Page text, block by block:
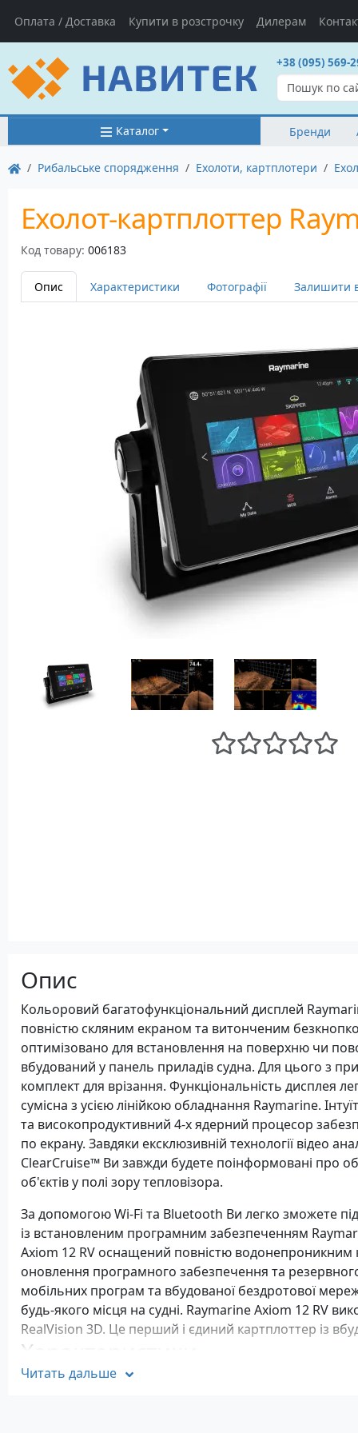
Оплата / Доставка Купити в розстрочку Дилерам
+38 (095) 569-
Каталог Бренди
Рибальське спорядження Ехолоти, картплотери
Ехолот-картплоттер
Код товару: 006183
Опис Характеристики Фотографії Залишити
Опис
Кольоровий багатофункціональний дисплей
повністю скляним екраном та витонченим
оптимізовано для встановлення на поверхню чи
вбудований у панель приладів судна. Для цього з
комплект для врізання. Функціональність дисплея
сумісна з усією лінійкою обладнання Raymarine.
та високопродуктивний 4-х ядерний процесор
по екрану. Завдяки ексклюзивній технології відео
ClearCruise™ Ви завжди будете поінформовані про
об'єктів у полі зору тепловізора.
За допомогою Wi-Fi та Bluetooth Ви легко зможете
із встановленим програмним забезпеченням
Axiom 12 RV оснащений повністю водонепроникним
оновлення програмного забезпечення та
мобільних програм та вбудованої бездротової
будь-якого місця на судні. Raymarine Axiom 12 RV
RealVision 3D. Це перший і єдиний картплоттер із
Характеристики
Картографія:
Читать дальше